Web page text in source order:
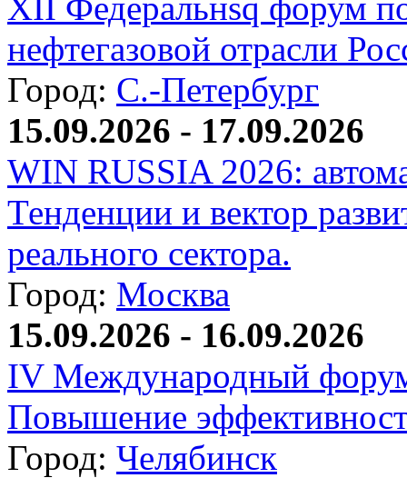
нефтегазовой отрасли
Город: С.-Петербург
15.09.2026 - 17.09.2026
WIN RUSSIA 2026:
Тенденции и вектор
реального сектора.
Город: Москва
15.09.2026 - 16.09.2026
IV Международный
Повышение
Город: Челябинск